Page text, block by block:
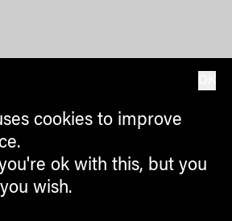
cookies to improve
ok with this, but you
wish.